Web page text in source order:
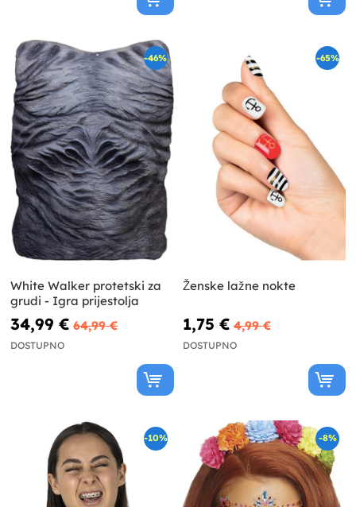
-46%
White Walker protetski za
grudi - Igra prijestolja
34,99 € 64,99 €
DOSTUPNO
-65%
Ženske lažne nokte
1,75 € 4,99 €
DOSTUPNO
-10% -8%